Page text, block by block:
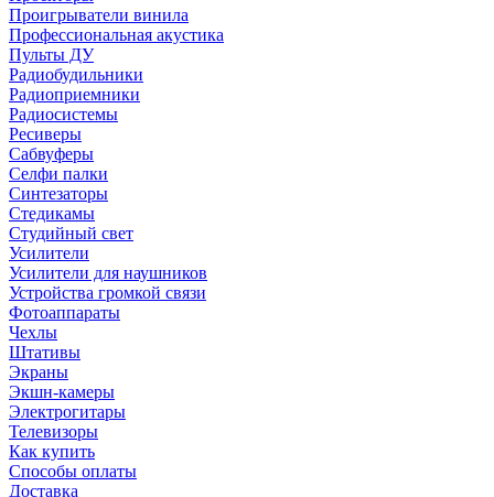
Проигрыватели винила
Профессиональная акустика
Пульты ДУ
Радиобудильники
Радиоприемники
Радиосистемы
Ресиверы
Сабвуферы
Селфи палки
Синтезаторы
Стедикамы
Студийный свет
Усилители
Усилители для наушников
Устройства громкой связи
Фотоаппараты
Чехлы
Штативы
Экраны
Экшн-камеры
Электрогитары
Телевизоры
Как купить
Способы оплаты
Доставка